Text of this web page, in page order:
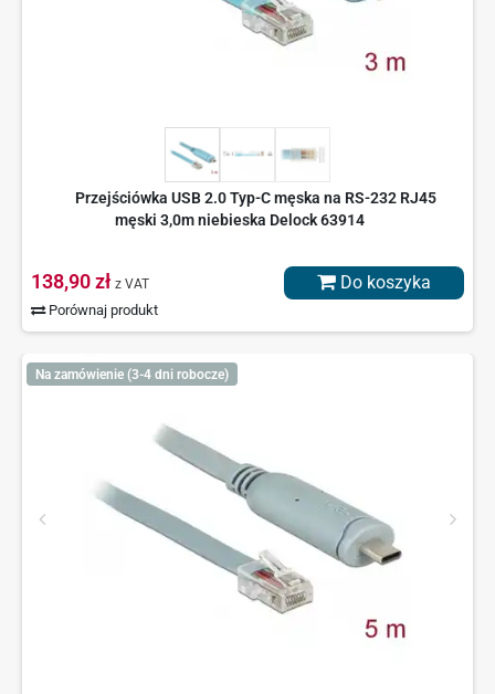
Przejściówka USB 2.0 Typ-C męska na RS-232 RJ45
męski 3,0m niebieska Delock 63914
138,90 zł z VAT
Porównaj produkt
Do koszyka
Na zamówienie (3-4 dni robocze)